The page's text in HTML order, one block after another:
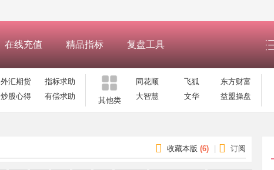
在线充值 精品指标 复盘工具
外汇期货
指标求助
炒股心得 有偿求助 其他类
同花顺 飞狐
东方财富
大智慧
文华 益盟操盘
收藏本版 (6) 订阅